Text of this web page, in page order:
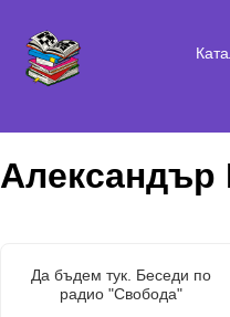
Да бъдем тук. Беседи по
радио "Свобода"